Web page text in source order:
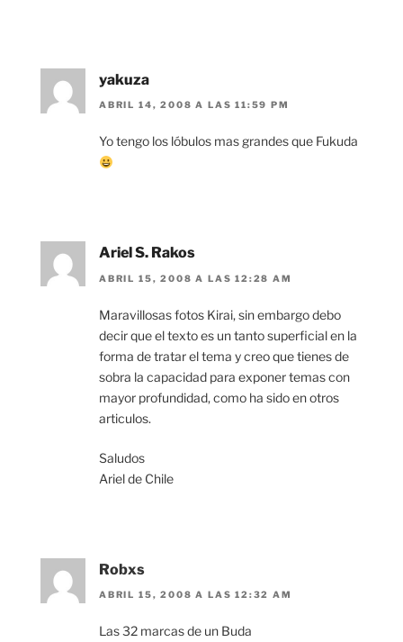
yakuza
ABRIL 14, 2008 A LAS 11:59 PM
Yo tengo los lóbulos mas grandes que Fukuda
Ariel S. Rakos
ABRIL 15, 2008 A LAS 12:28 AM
Maravillosas fotos Kirai, sin embargo debo
decir que el texto es un tanto superficial en la
forma de tratar el tema y creo que tienes de
sobra la capacidad para exponer temas con
mayor profundidad, como ha sido en otros
articulos.
Saludos
Ariel de Chile
Robxs
ABRIL 15, 2008 A LAS 12:32 AM
Las 32 marcas de un Buda